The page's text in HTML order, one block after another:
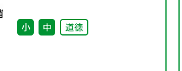
小 中 道徳